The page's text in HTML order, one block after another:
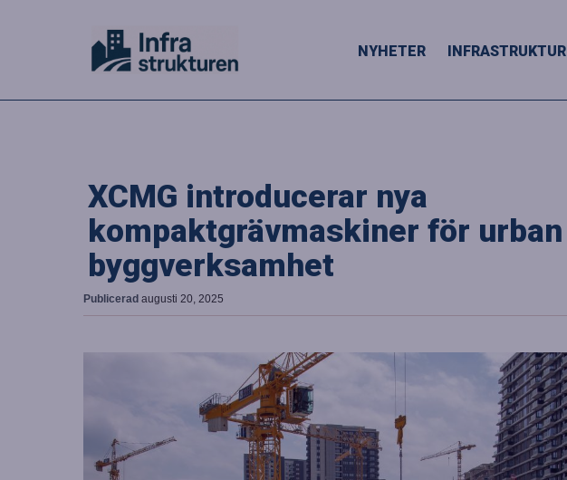
NYHETER INFRASTRUKTUR
XCMG introducerar nya
kompaktgrävmaskiner för urban
byggverksamhet
Publicerad augusti 20, 2025